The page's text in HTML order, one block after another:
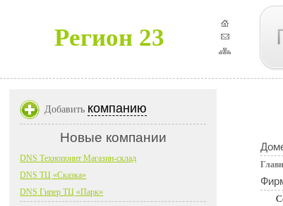
Регион 23
Добавить компанию
Новые компании
DNS Технопоинт Магазин-склад
DNS ТЦ «Сказка»
DNS Гипер ТЦ «Парк»